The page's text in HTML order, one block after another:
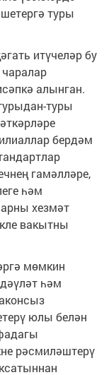
туры
итүчеләр бу
алынган.
туры
бердәм
гамәлләре,
һәм
хезмәт
вакытны
мөмкин
һәм
юлы белән
рәсмиләштерү